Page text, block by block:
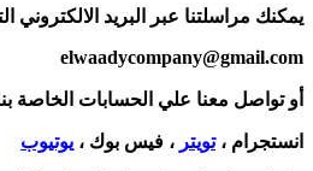
يمكنك مراسلتنا عبر البريد الالكتروني
elwaadycompany@gmail.com
أو تواصل معنا علي الحسابات الخاصة
انستجرام ،تويتر ، فيس بوك ، يوتيوب